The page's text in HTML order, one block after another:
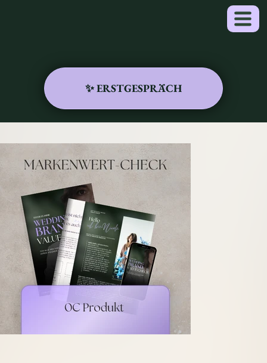
✨ ERSTGESPRÄCH